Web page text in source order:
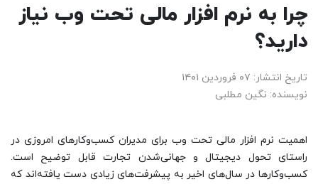
چرا به نرم افزار مالی تحت وب نیاز
دارید؟
تاریخ انتشار: ۰۷ فروردین ۱۴۰۱
نویسنده: نگین مطلبی
اهمیت نرم افزار مالی تحت وب برای مدیران کسب‌وکارهای امروزی در
راستای تحول دیجیتال و جهانی‌شدن تجارت قابل توضیح است.
کسب‌وکارها در سال‌های اخیر به پیشرفت‌های زیادی دست یافته‌اند که